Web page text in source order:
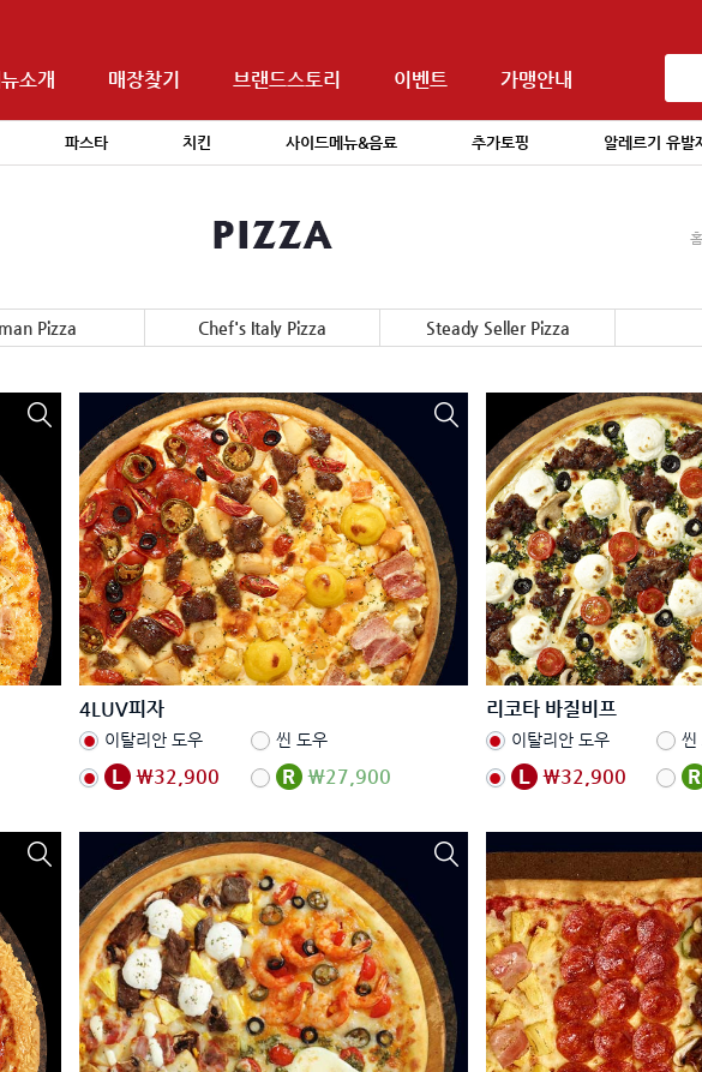
소개
파스타 치킨 사이드메뉴&음료 추가토핑 알레르기 유발
매장찾기 브랜드스토리 이벤트 가맹안내
Pizza Chef's Italy Pizza Steady Seller Pizza
4LUV피자
이탈리안 도우 씬 도우
₩32,900 ₩27,900
리코타 바질비프
이탈리안 도우 씬
₩32,900